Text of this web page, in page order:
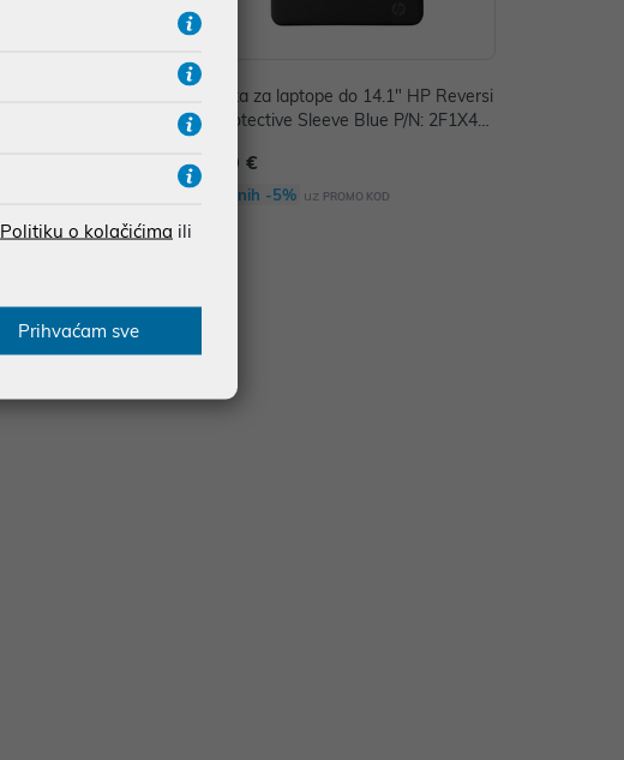
Navlaka za laptope do 14.1" HP Reversi
ble Protective Sleeve Blue P/N: 2F1X4A
A
17,00 €
Dodatnih -5% uz PROMO KOD
Politiku o kolačićima ili
Prihvaćam sve